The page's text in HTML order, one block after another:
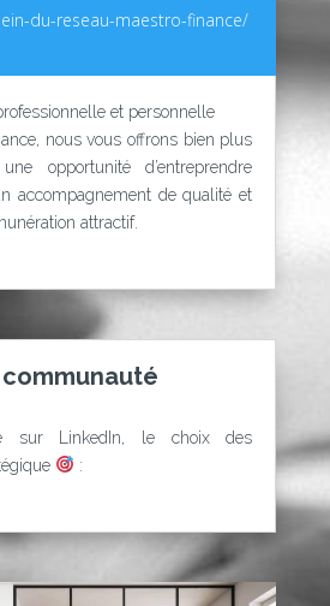
du-reseau-maestro-finance/
et personnelle
nous vous offrons bien plus
opportunité d’entreprendre
accompagnement de qualité et
attractif.
communauté
sur LinkedIn, le choix des
: